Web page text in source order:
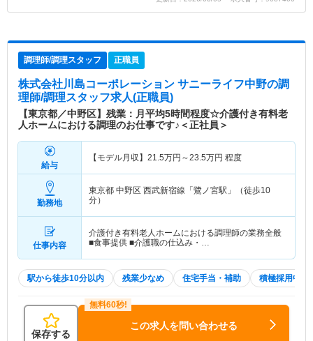
調理師/調理スタッフ 正職員
株式会社川島コーポレーション サニーライフ中野の調
理師/調理スタッフ求人(正職員)
【東京都／中野区】残業：月平均5時間程度☆介護付き有料老
人ホームにおける調理のお仕事です♪＜正社員＞
給与
【モデル月収】 21.5万円～23.5万円 程度
勤務地
東京都 中野区 西武新宿線「鷺ノ宮駅」（徒歩10
分）
仕事内容
介護付き有料老人ホームにおける調理師の業務全般
■食事提供 ■介護職の仕込み・…
駅から徒歩10分以内 残業少なめ 住宅手当・補助 積極採用中
保存する
この求人を問い合わせる